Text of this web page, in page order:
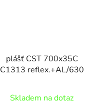
plášť CST 700x35C
C1313 reflex.+AL/630
Skladem na dotaz